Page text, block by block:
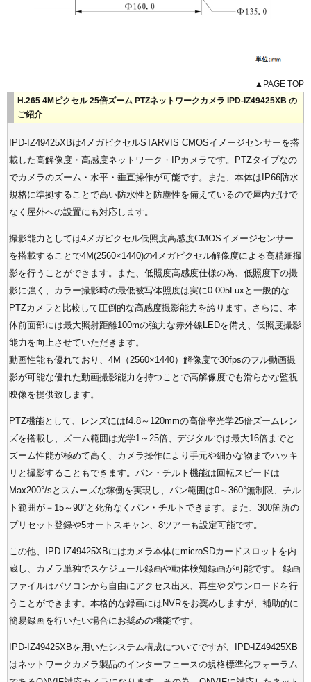
▲PAGE TOP
H.265 4Mピクセル 25倍ズーム PTZネットワークカメラ IPD-IZ49425XB の
ご紹介
IPD-IZ49425XBは4メガピクセルSTARVIS CMOSイメージセンサーを搭
載した高解像度・高感度ネットワーク・IPカメラです。PTZタイプなの
でカメラのズーム・水平・垂直操作が可能です。また、本体はIP66防水
規格に準拠することで高い防水性と防塵性を備えているので屋内だけで
なく屋外への設置にも対応します。
撮影能力としては4メガピクセル低照度高感度CMOSイメージセンサー
を搭載することで4M(2560×1440)の4メガピクセル解像度による高精細撮
影を行うことができます。また、低照度高感度仕様の為、低照度下の撮
影に強く、カラー撮影時の最低被写体照度は実に0.005Luxと一般的な
PTZカメラと比較して圧倒的な高感度撮影能力を誇ります。さらに、本
体前面部には最大照射距離100mの強力な赤外線LEDを備え、低照度撮影
能力を向上させていただきます。
動画性能も優れており、4M（2560×1440）解像度で30fpsのフル動画撮
影が可能な優れた動画撮影能力を持つことで高解像度でも滑らかな監視
映像を提供致します。
PTZ機能として、レンズにはf4.8～120mmの高倍率光学25倍ズームレン
ズを搭載し、ズーム範囲は光学1～25倍、デジタルでは最大16倍までと
ズーム性能が極めて高く、カメラ操作により手元や細かな物までハッキ
リと撮影することもできます。パン・チルト機能は回転スピードは
Max200°/sとスムーズな稼働を実現し、パン範囲は0～360°無制限、チル
ト範囲が－15～90°と死角なくパン・チルトできます。また、300箇所の
プリセット登録や5オートスキャン、8ツアーも設定可能です。
この他、IPD-IZ49425XBにはカメラ本体にmicroSDカードスロットを内
蔵し、カメラ単独でスケジュール録画や動体検知録画が可能です。 録画
ファイルはパソコンから自由にアクセス出来、再生やダウンロードを行
うことができます。本格的な録画にはNVRをお奨めしますが、補助的に
簡易録画を行いたい場合にお奨めの機能です。
IPD-IZ49425XBを用いたシステム構成についてですが、IPD-IZ49425XB
はネットワークカメラ製品のインターフェースの規格標準化フォーラム